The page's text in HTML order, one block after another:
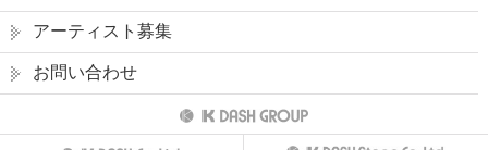
アーティスト募集
お問い合わせ